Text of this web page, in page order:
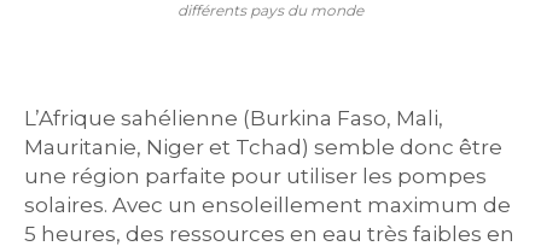
différents pays du monde
L’Afrique sahélienne (Burkina Faso, Mali,
Mauritanie, Niger et Tchad) semble donc être
une région parfaite pour utiliser les pompes
solaires. Avec un ensoleillement maximum de
5 heures, des ressources en eau très faibles en